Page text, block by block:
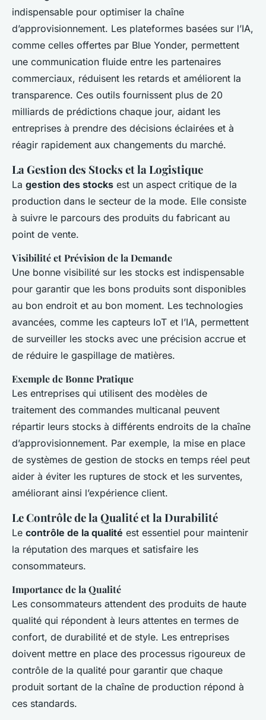
indispensable pour optimiser la chaîne
d’approvisionnement. Les plateformes basées sur l’IA,
comme celles offertes par Blue Yonder, permettent
une communication fluide entre les partenaires
commerciaux, réduisent les retards et améliorent la
transparence. Ces outils fournissent plus de 20
milliards de prédictions chaque jour, aidant les
entreprises à prendre des décisions éclairées et à
réagir rapidement aux changements du marché.
La Gestion des Stocks et la Logistique
La gestion des stocks est un aspect critique de la
production dans le secteur de la mode. Elle consiste
à suivre le parcours des produits du fabricant au
point de vente.
Visibilité et Prévision de la Demande
Une bonne visibilité sur les stocks est indispensable
pour garantir que les bons produits sont disponibles
au bon endroit et au bon moment. Les technologies
avancées, comme les capteurs IoT et l’IA, permettent
de surveiller les stocks avec une précision accrue et
de réduire le gaspillage de matières.
Exemple de Bonne Pratique
Les entreprises qui utilisent des modèles de
traitement des commandes multicanal peuvent
répartir leurs stocks à différents endroits de la chaîne
d’approvisionnement. Par exemple, la mise en place
de systèmes de gestion de stocks en temps réel peut
aider à éviter les ruptures de stock et les surventes,
améliorant ainsi l’expérience client.
Le Contrôle de la Qualité et la Durabilité
Le contrôle de la qualité est essentiel pour maintenir
la réputation des marques et satisfaire les
consommateurs.
Importance de la Qualité
Les consommateurs attendent des produits de haute
qualité qui répondent à leurs attentes en termes de
confort, de durabilité et de style. Les entreprises
doivent mettre en place des processus rigoureux de
contrôle de la qualité pour garantir que chaque
produit sortant de la chaîne de production répond à
ces standards.